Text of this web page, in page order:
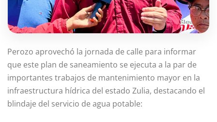
Perozo aprovechó la jornada de calle para informar
que este plan de saneamiento se ejecuta a la par de
importantes trabajos de mantenimiento mayor en la
infraestructura hídrica del estado Zulia, destacando el
blindaje del servicio de agua potable: